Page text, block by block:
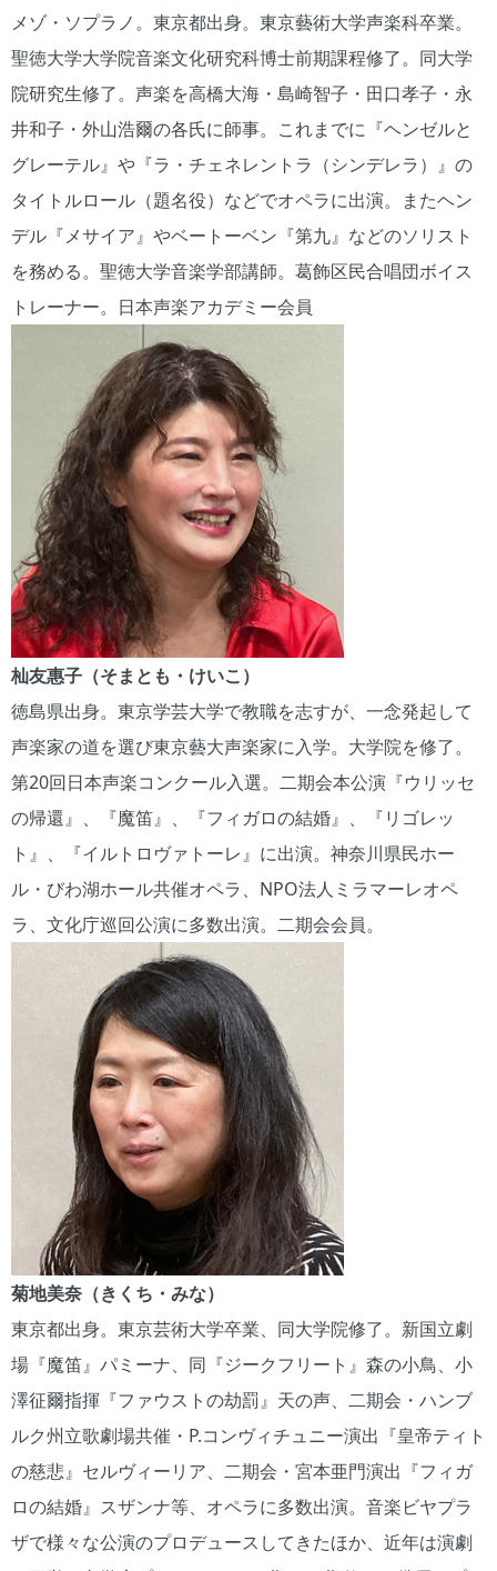
メゾ・ソプラノ。東京都出身。東京藝術大学声楽科卒業。
聖徳大学大学院音楽文化研究科博士前期課程修了。同大学
院研究生修了。声楽を高橋大海・島崎智子・田口孝子・永
井和子・外山浩爾の各氏に師事。これまでに『ヘンゼルと
グレーテル』や『ラ・チェネレントラ（シンデレラ）』の
タイトルロール（題名役）などでオペラに出演。またヘン
デル『メサイア』やベートーベン『第九』などのソリスト
を務める。聖徳大学音楽学部講師。葛飾区民合唱団ボイス
トレーナー。日本声楽アカデミー会員
杣友惠子（そまとも・けいこ）
徳島県出身。東京学芸大学で教職を志すが、一念発起して
声楽家の道を選び東京藝大声楽家に入学。大学院を修了。
第20回日本声楽コンクール入選。二期会本公演『ウリッセ
の帰還』、『魔笛』、『フィガロの結婚』、『リゴレッ
ト』、『イルトロヴァトーレ』に出演。神奈川県民ホー
ル・びわ湖ホール共催オペラ、NPO法人ミラマーレオペ
ラ、文化庁巡回公演に多数出演。二期会会員。
菊地美奈（きくち・みな）
東京都出身。東京芸術大学卒業、同大学院修了。新国立劇
場『魔笛』パミーナ、同『ジークフリート』森の小鳥、小
澤征爾指揮『ファウストの劫罰』天の声、二期会・ハンブ
ルク州立歌劇場共催・P.コンヴィチュニー演出『皇帝ティト
の慈悲』セルヴィーリア、二期会・宮本亜門演出『フィガ
ロの結婚』スザンナ等、オペラに多数出演。音楽ビヤプラ
ザで様々な公演のプロデュースしてきたほか、近年は演劇